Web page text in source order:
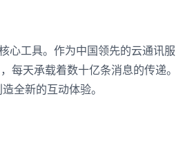
心工具。作为中国领先的云通讯服
每天承载着数十亿条消息的传递。
全新的互动体验。